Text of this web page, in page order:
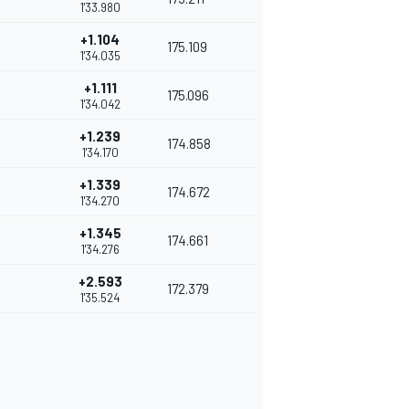
1'33.980
+1.104
1'34.035
175.109
+1.111
1'34.042
175.096
+1.239
1'34.170
174.858
+1.339
1'34.270
174.672
+1.345
1'34.276
174.661
+2.593
1'35.524
172.379